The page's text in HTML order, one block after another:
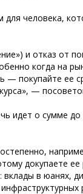
человека,
и отказ от
когда на
покупайте ее
—
идет о сумме
докупаете ее
в юанях,